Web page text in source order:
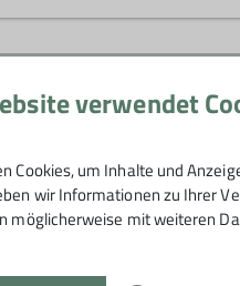
Familiengruppenleiter*in
Seniorengruppe bildet
verwendet
Cookies, um Inhalte und
wir Informationen zu Ihrer
möglicherweise mit weiteren